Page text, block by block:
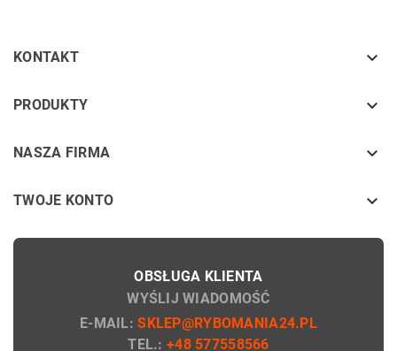
KONTAKT 
PRODUKTY keyboard_arrow_down
NASZA FIRMA keyboard_arrow_down
TWOJE KONTO 
OBSŁUGA KLIENTA
WYŚLIJ WIADOMOŚĆ
E-MAIL:SKLEP@RYBOMANIA24.PL
TEL.:+48 577558566